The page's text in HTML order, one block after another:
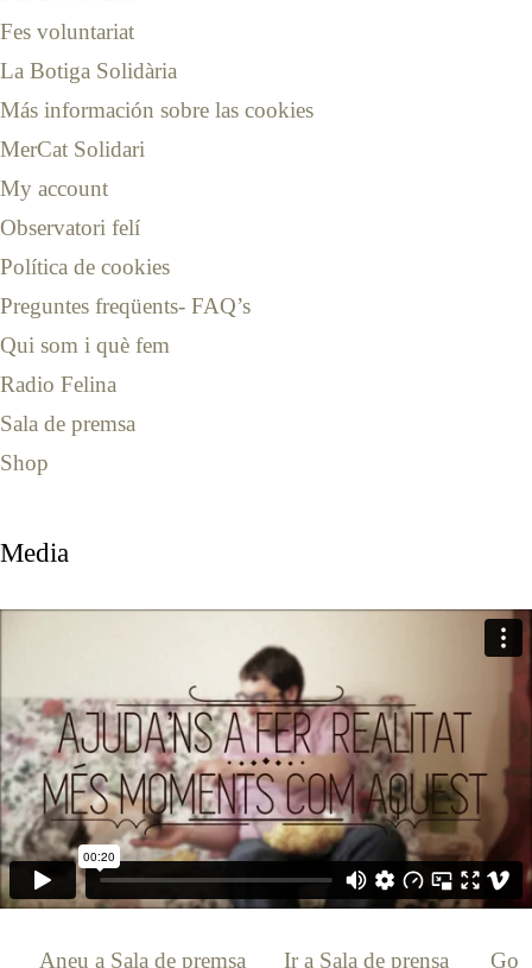
Fes voluntariat
La Botiga Solidària
Más información sobre las cookies
MerCat Solidari
My account
Observatori felí
Política de cookies
Preguntes freqüents- FAQ’s
Qui som i què fem
Radio Felina
Sala de premsa
Shop
Media
Aneu a Sala de premsa Ir a Sala de prensa Go